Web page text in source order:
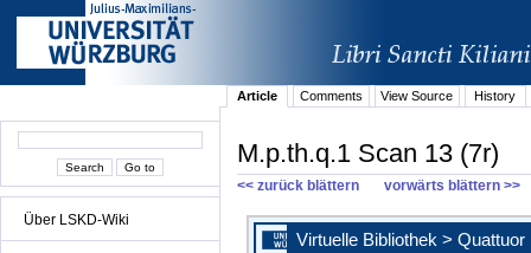
Über LSKD-Wiki
Article Comments View Source History
M.p.th.q.1 Scan 13 (7r)
<< zurück blättern vorwärts blättern >>